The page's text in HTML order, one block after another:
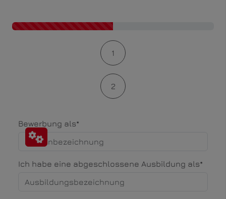
Kontaktformular-Fortschritt
1
2
Bewerbung als*
Ich habe eine abgeschlossene Ausbildung als*